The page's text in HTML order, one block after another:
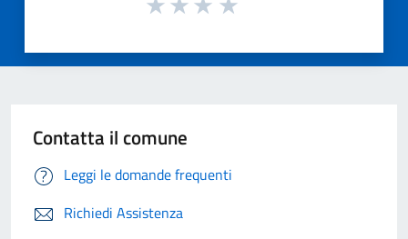
Contatta il comune
Leggi le domande frequenti
Richiedi Assistenza